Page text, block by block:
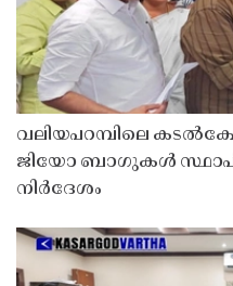
വലിയപറമ്പിലെ
ജിയോ ബാഗുകൾ
നിർദേശം